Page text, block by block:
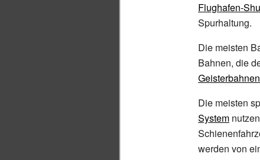
Flughafen-
Spurhaltung.
Die meisten
Bahnen, die
Geisterbahnen
Die meisten
System
werden von